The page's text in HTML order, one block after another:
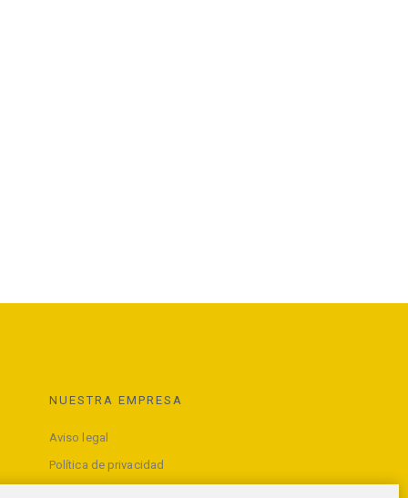
NUESTRA EMPRESA
Aviso legal
Política de privacidad